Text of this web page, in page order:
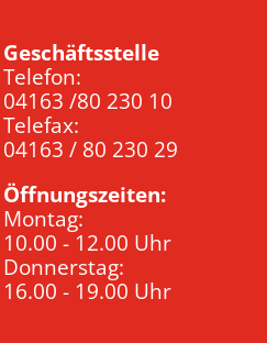
Geschäftsstelle
Telefon:
04163 /80 230 10
Telefax:
04163 / 80 230 29
Öffnungszeiten:
Montag:
10.00 - 12.00 Uhr
Donnerstag:
16.00 - 19.00 Uhr